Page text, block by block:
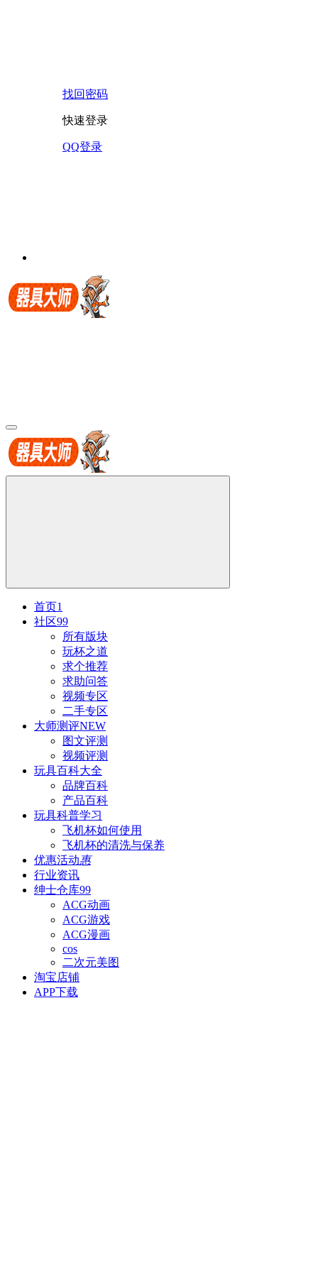
找回密码
快速登录
QQ登录
首页1
社区99
所有版块
玩杯之道
求个推荐
求助问答
视频专区
二手专区
大师测评NEW
图文评测
视频评测
玩具百科大全
品牌百科
产品百科
玩具科普学习
飞机杯如何使用
飞机杯的清洗与保养
优惠活动惠
行业资讯
绅士仓库99
ACG动画
ACG游戏
ACG漫画
cos
二次元美图
淘宝店铺
APP下载